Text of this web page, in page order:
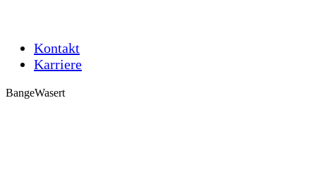
Kontakt
Karriere
BangeWasert